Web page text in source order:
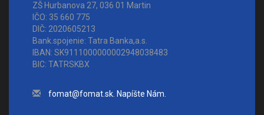
ZŠ Hurbanova 27, 036 01 Martin
IČO: 35 660 775
DIČ: 2020605213
Bank.spojenie: Tatra Banka,a.s.
IBAN: SK9111000000002948038483
BIC: TATRSKBX
fomat@fomat.sk. Napíšte Nám.